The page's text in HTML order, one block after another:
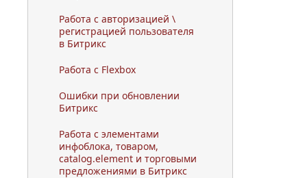
Работа с авторизацией \
регистрацией пользователя
в Битрикс
Работа с Flexbox
Ошибки при обновлении
Битрикс
Работа с элементами
инфоблока, товаром,
catalog.element и торговыми
предложениями в Битрикс